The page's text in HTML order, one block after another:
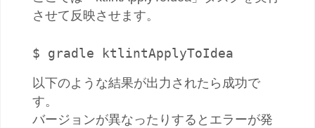
させて反映させます。
以下のような結果が出力されたら成功で
す。
バージョンが異なったりするとエラーが発